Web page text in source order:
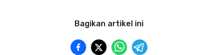
Bagikan artikel ini